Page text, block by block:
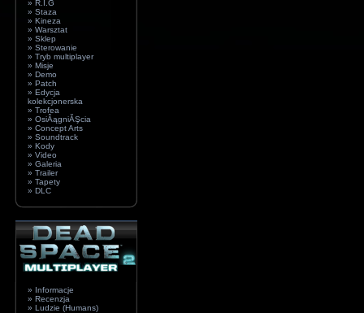
» R.I.G
» Staza
» Kineza
» Warsztat
» Sklep
» Sterowanie
» Tryb multiplayer
» Misje
» Demo
» Patch
» Edycja
kolekcjonerska
» Trofea
» OsiÂągniĂŞcia
» Concept Arts
» Soundtrack
» Kody
» Video
» Galeria
» Trailer
» Tapety
» DLC
» Informacje
» Recenzja
» Ludzie (Humans)